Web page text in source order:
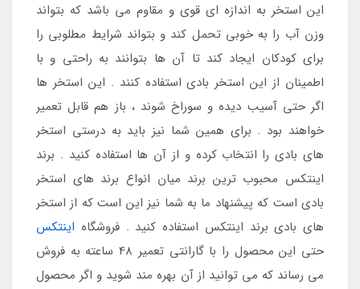
این استخر به اندازه ای قوی و مقاوم می باشد که بتواند
وزن آب را به خوبی تحمل کند و بتواند شرایط مطلوبی را
برای کودکان ایجاد کند تا آن ها بتوانند به راحتی و با
اطمینان از این استخر بادی استفاده کنند . این استخر ها
اگر حتی آسیب دیده و سوراخ شوند ، باز هم قابل تعمیر
خواهند بود . برای همین شما نیز باید به درستی استخر
های بادی را انتخاب کرده و از آن ها استفاده کنید . برند
اینتکس محبوب ترین برند میان انواع برند های استخر
بادی است که پیشنهاد ما به شما نیز این است که از استخر
های بادی برند اینتکس استفاده کنید . فروشگاه اینتکس
حتی این محصول را با گارانتی تعمیر 48 ساعته به فروش
می رساند که می توانید از آن بهره مند شوید و اگر محصول